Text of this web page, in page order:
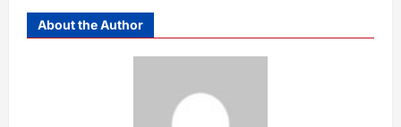
About the Author